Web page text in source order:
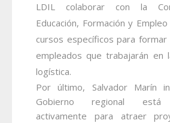
LDIL colaborar con la
Educación, Formación y
cursos específicos para
empleados que trabajarán en
logística.
Por último, Salvador Marín
Gobierno regional está
activamente para atraer